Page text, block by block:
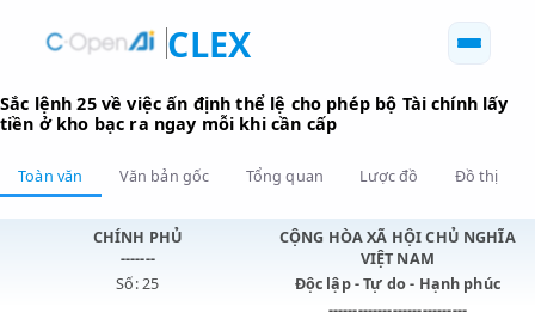
CLEX
Sắc lệnh 25 về việc ấn định thể lệ cho phép bộ Tài
tiền ở kho bạc ra ngay mỗi khi cần cấp
Toàn văn
CHÍNH PHỦ
-------
CỘNG HÒA XÃ HỘI CHỦ
VIỆT NAM
Độc lập - Tự do - Hạnh